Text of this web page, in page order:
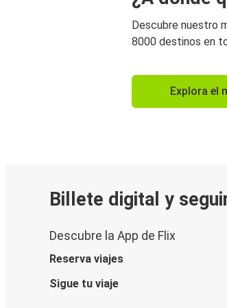
Descubre nuestro
8000 destinos en
Explora el
Billete digital y
Descubre la App de Flix
Reserva viajes
Sigue tu viaje